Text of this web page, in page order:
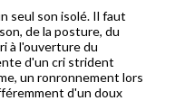
seul son isolé. Il faut
de la posture, du
à l'ouverture du
d'un cri strident
un ronronnement lors
d'un doux